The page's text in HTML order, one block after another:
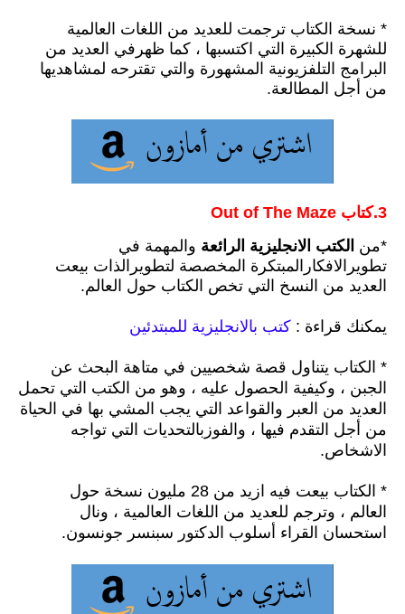
* نسخة الكتاب ترجمت للعديد من اللغات العالمية
للشهرة الكبيرة التي اكتسبها ، كما ظهرفي العديد من
البرامج التلفزيونية المشهورة والتي تقترحه لمشاهديها
من أجل المطالعة.
3.كتاب Out of The Maze
*من الكتب الانجليزية الرائعة والمهمة في
تطويرالافكارالمبتكرة المخصصة لتطويرالذات بيعت
العديد من النسخ التي تخص الكتاب حول العالم.
يمكنك قراءة : كتب بالانجليزية للمبتدئين
* الكتاب يتناول قصة شخصيين في متاهة البحث عن
الجبن ، وكيفية الحصول عليه ، وهو من الكتب التي تحمل
العديد من العبر والقواعد التي يجب المشي بها في الحياة
من أجل التقدم فيها ، والفوزبالتحديات التي تواجه
الاشخاص.
* الكتاب بيعت فيه ازيد من 28 مليون نسخة حول
العالم ، وترجم للعديد من اللغات العالمية ، ونال
استحسان القراء أسلوب الدكتور سبنسر جونسون.